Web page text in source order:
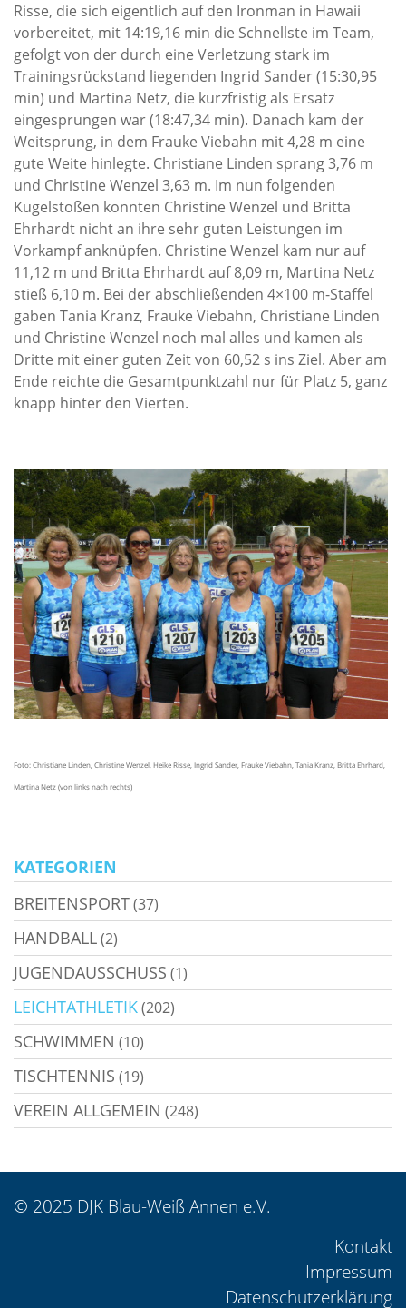
Risse, die sich eigentlich auf den Ironman in Hawaii
vorbereitet, mit 14:19,16 min die Schnellste im Team,
gefolgt von der durch eine Verletzung stark im
Trainingsrückstand liegenden Ingrid Sander (15:30,95
min) und Martina Netz, die kurzfristig als Ersatz
eingesprungen war (18:47,34 min). Danach kam der
Weitsprung, in dem Frauke Viebahn mit 4,28 m eine
gute Weite hinlegte. Christiane Linden sprang 3,76 m
und Christine Wenzel 3,63 m. Im nun folgenden
Kugelstoßen konnten Christine Wenzel und Britta
Ehrhardt nicht an ihre sehr guten Leistungen im
Vorkampf anknüpfen. Christine Wenzel kam nur auf
11,12 m und Britta Ehrhardt auf 8,09 m, Martina Netz
stieß 6,10 m. Bei der abschließenden 4×100 m-Staffel
gaben Tania Kranz, Frauke Viebahn, Christiane Linden
und Christine Wenzel noch mal alles und kamen als
Dritte mit einer guten Zeit von 60,52 s ins Ziel. Aber am
Ende reichte die Gesamtpunktzahl nur für Platz 5, ganz
knapp hinter den Vierten.
Foto: Christiane Linden, Christine Wenzel, Heike Risse, Ingrid Sander, Frauke Viebahn, Tania Kranz, Britta Ehrhard,
Martina Netz (von links nach rechts)
KATEGORIEN
BREITENSPORT(37)
HANDBALL(2)
JUGENDAUSSCHUSS (1)
LEICHTATHLETIK(202)
SCHWIMMEN (10)
TISCHTENNIS (19)
VEREIN ALLGEMEIN (248)
© 2025 DJK Blau-Weiß Annen e.V.
Kontakt
Impressum
Datenschutzerklärung